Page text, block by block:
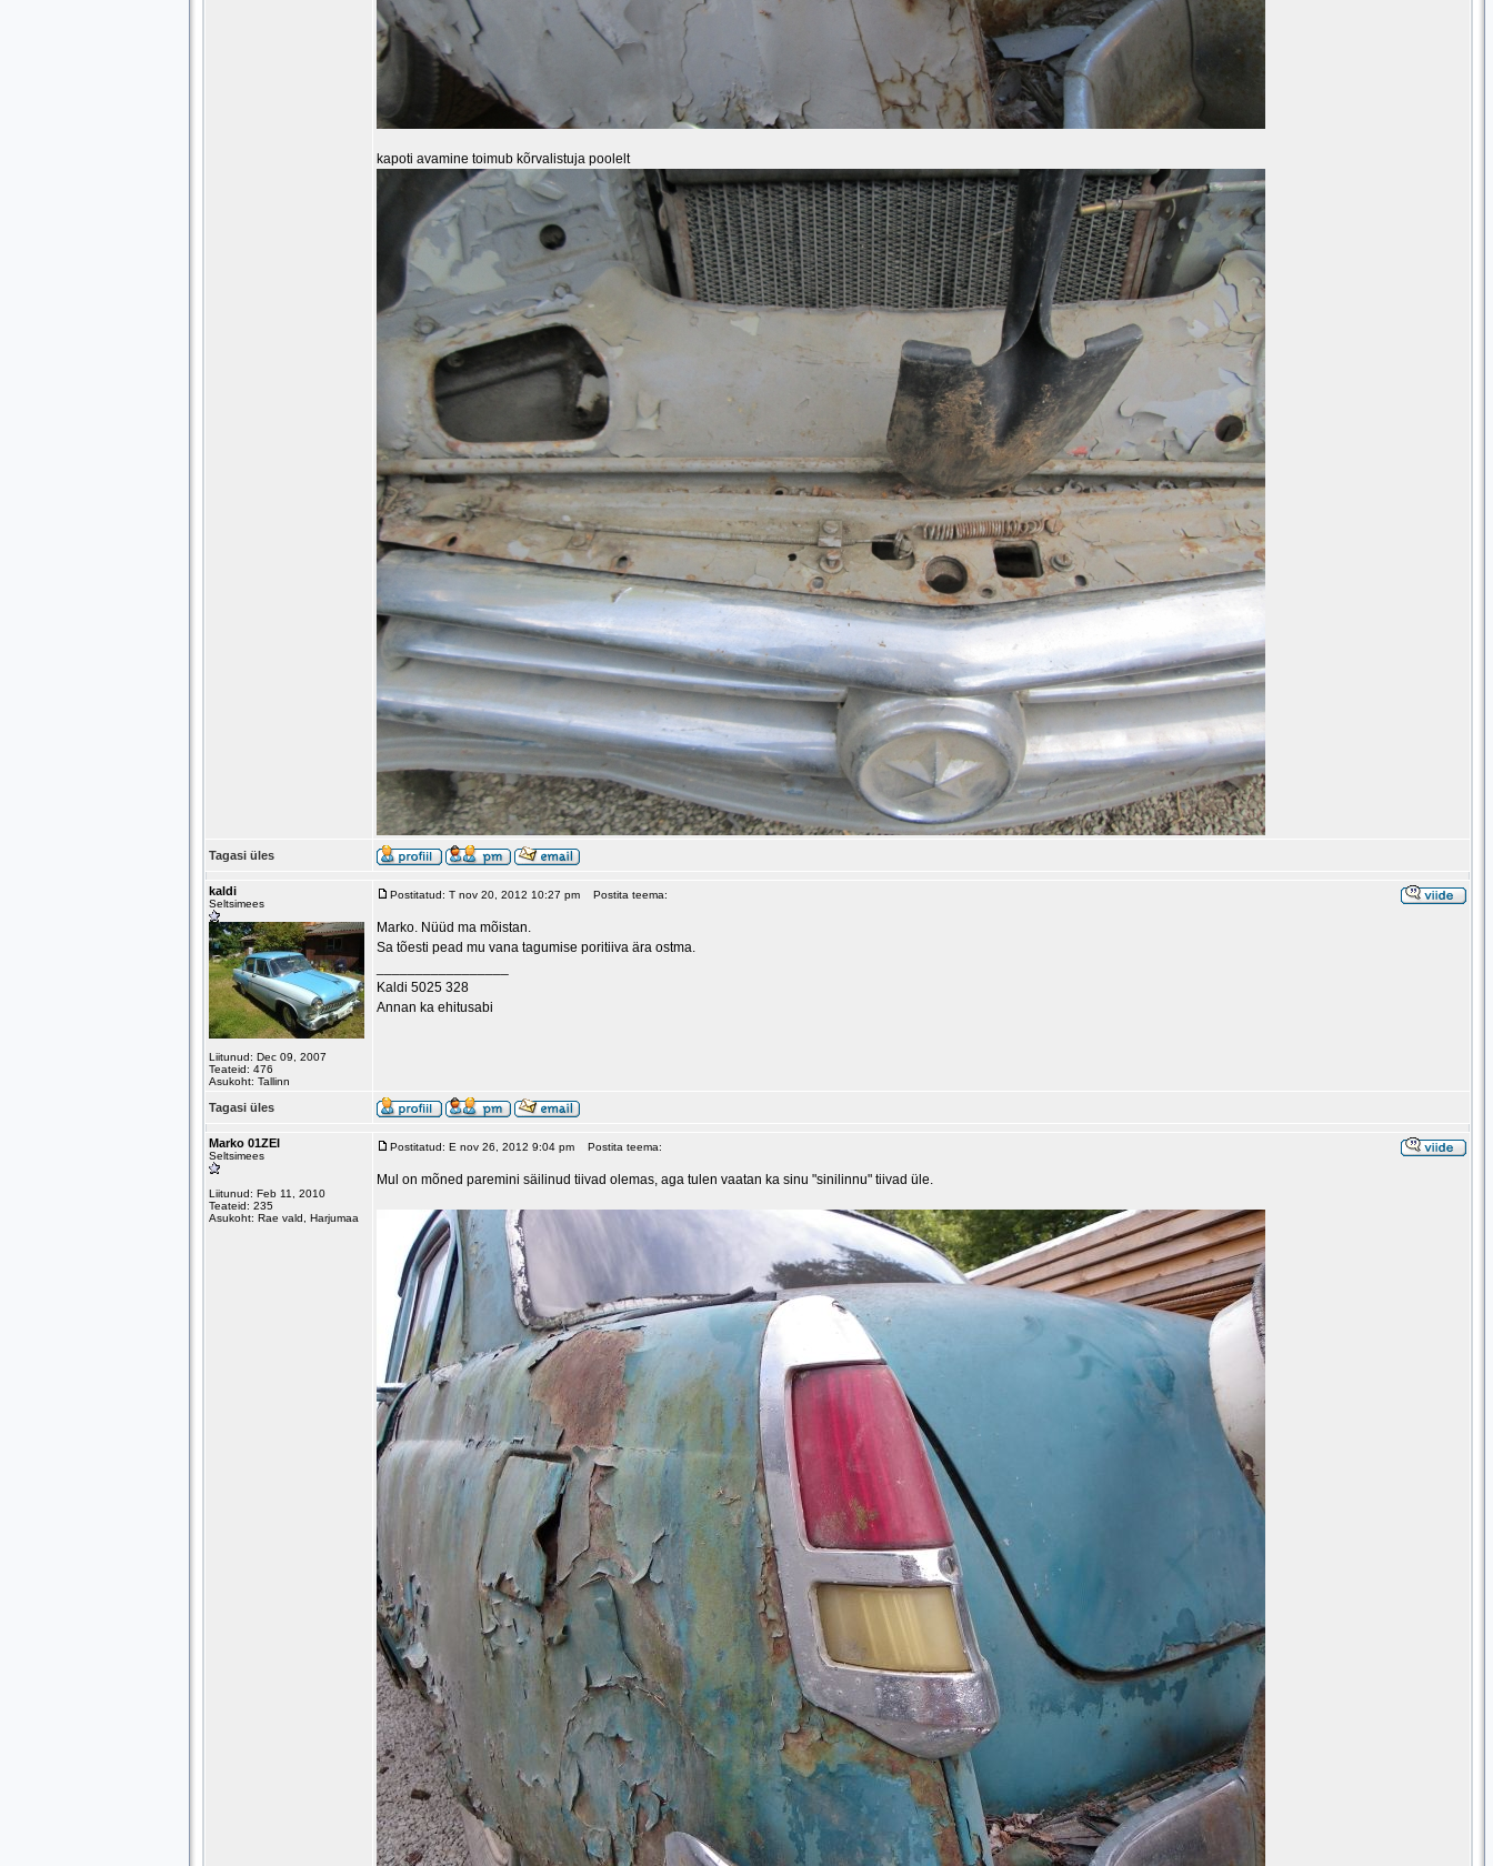
kapoti avamine toimub kõrvalistuja poolelt
Tagasi üles
kaldi
Seltsimees
Liitunud: Dec 09, 2007
Teateid: 476
Asukoht: Tallinn
Postitatud: T nov 20, 2012 10:27 pm Postita teema:
Marko. Nüüd ma mõistan.
Sa tõesti pead mu vana tagumise poritiiva ära ostma.
Kaldi 5025 328
Annan ka ehitusabi
Tagasi üles
Marko 01ZEI
Seltsimees
Liitunud: Feb 11, 2010
Teateid: 235
Asukoht: Rae vald, Harjumaa
Postitatud: E nov 26, 2012 9:04 pm Postita teema:
Mul on mõned paremini säilinud tiivad olemas, aga tulen vaatan ka sinu "sinilinnu" tiivad üle.